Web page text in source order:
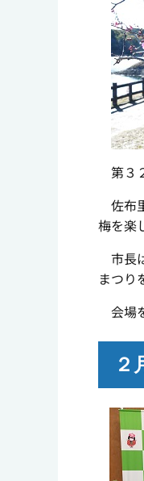
第３
佐布
梅を楽
市長
まつり
会場
２